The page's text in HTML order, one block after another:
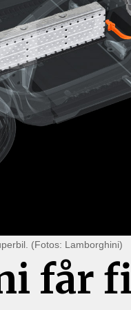
(Fotos: Lamborghini)
får